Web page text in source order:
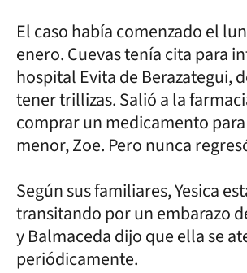
El caso había comenzado el
enero. Cuevas tenía cita para
hospital Evita de Berazategui,
tener trillizas. Salió a la
comprar un medicamento
menor, Zoe. Pero nunca
Según sus familiares, Yesica
transitando por un embarazo
y Balmaceda dijo que ella se
periódicamente.